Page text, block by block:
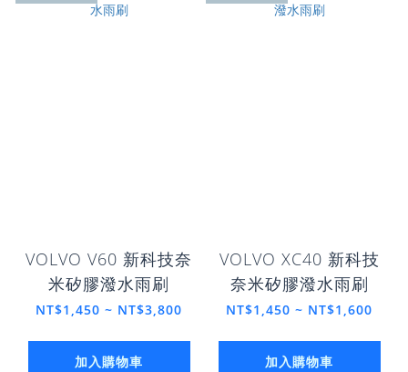
VOLVO V60 新科技奈
米矽膠潑水雨刷
NT$1,450 ~ NT$3,800
加入購物車
VOLVO XC40 新科技
奈米矽膠潑水雨刷
NT$1,450 ~ NT$1,600
加入購物車